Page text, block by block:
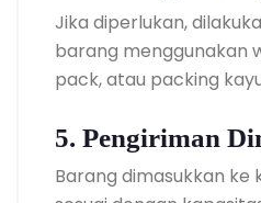
Jika diperlukan,
barang menggunakan
pack, atau packing
5. Pengiriman
Barang dimasukkan ke